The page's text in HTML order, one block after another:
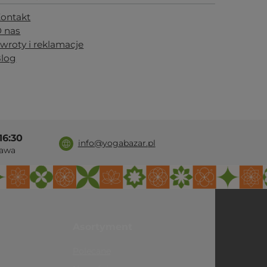
nas
i reklamacje
info@yogabazar.pl